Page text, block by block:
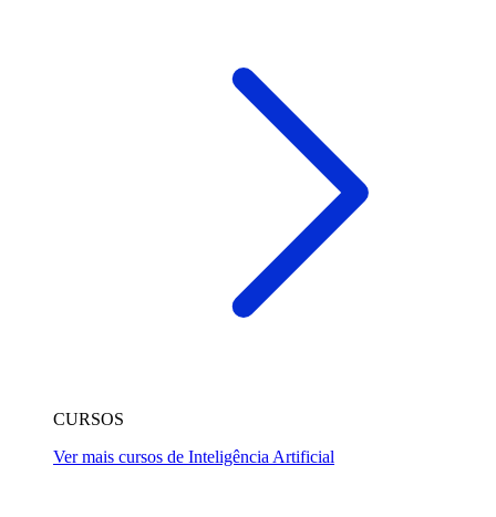
CURSOS
Ver mais cursos de Inteligência Artificial